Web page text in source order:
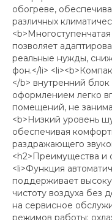
обогреве,
различных
позволяет
реальные нужды,
фон.</li>
</b> внутренний
оформлением легко
помещений, не
<b>Низкий уровень
обеспечивая
раздражающего
<h2>Преимущества и
<li>Функция
поддерживает
чистоту воздуха без
на сервисное
режимов работы: